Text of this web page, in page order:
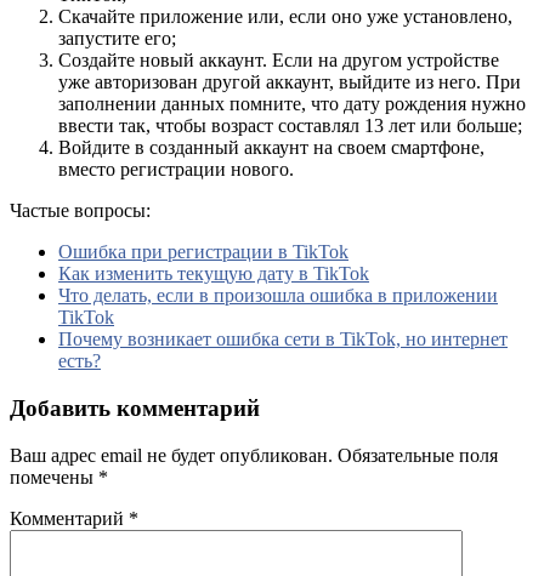
Скачайте приложение или, если оно уже установлено,
запустите его;
Создайте новый аккаунт. Если на другом устройстве
уже авторизован другой аккаунт, выйдите из него. При
заполнении данных помните, что дату рождения нужно
ввести так, чтобы возраст составлял 13 лет или больше;
Войдите в созданный аккаунт на своем смартфоне,
вместо регистрации нового.
Частые вопросы:
Ошибка при регистрации в TikTok
Как изменить текущую дату в TikTok
Что делать, если в произошла ошибка в приложении
TikTok
Почему возникает ошибка сети в TikTok, но интернет
есть?
Добавить комментарий
Ваш адрес email не будет опубликован. Обязательные поля
помечены *
Комментарий *